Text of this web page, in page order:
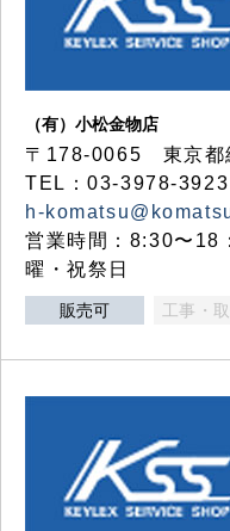
（有）小松金物店
〒178-0065 東京都
TEL：03-3978-
h-
営業時間：8:30〜18
曜・祝祭日
販売可 工事・